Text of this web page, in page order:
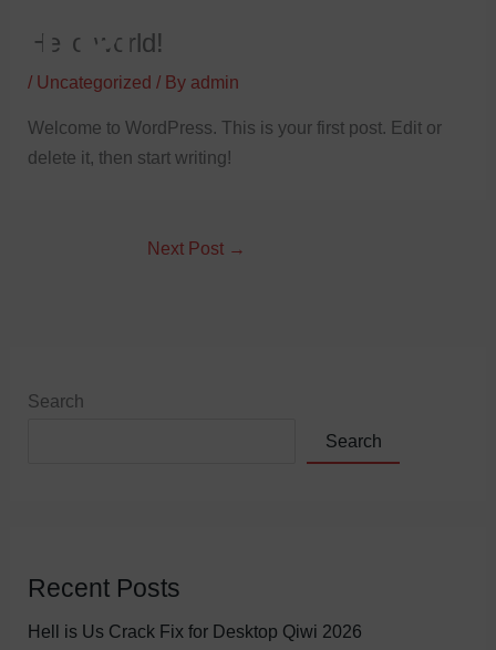
content
Hello world!
/ Uncategorized / By admin
Welcome to WordPress. This is your first post. Edit or
delete it, then start writing!
Next Post →
Search
Search
Recent Posts
Hell is Us Crack Fix for Desktop Qiwi 2026